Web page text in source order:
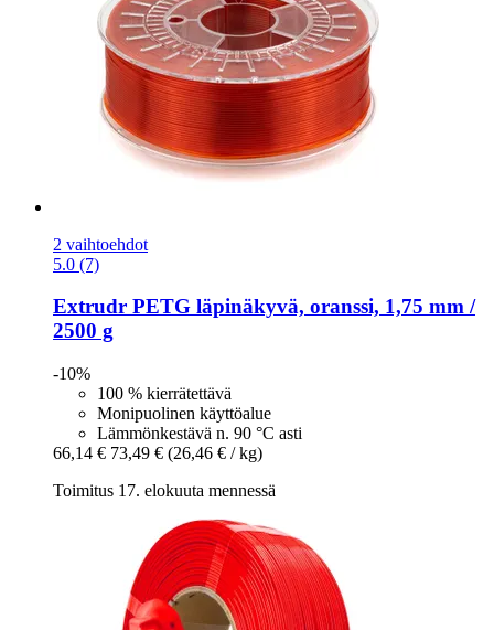
2 vaihtoehdot
5.0 (7)
Extrudr PETG läpinäkyvä, oranssi, 1,75 mm /
2500 g
-10%
100 % kierrätettävä
Monipuolinen käyttöalue
Lämmönkestävä n. 90 °C asti
66,14 € 73,49 € (26,46 € / kg)
Toimitus 17. elokuuta mennessä